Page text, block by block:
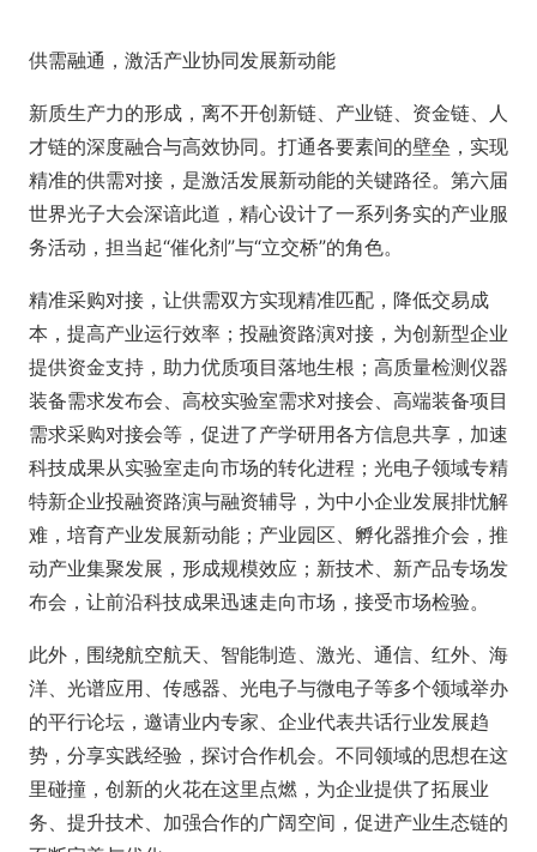
供需融通，激活产业协同发展新动能
新质生产力的形成，离不开创新链、产业链、资金链、人
才链的深度融合与高效协同。打通各要素间的壁垒，实现
精准的供需对接，是激活发展新动能的关键路径。第六届
世界光子大会深谙此道，精心设计了一系列务实的产业服
务活动，担当起“催化剂”与“立交桥”的角色。
精准采购对接，让供需双方实现精准匹配，降低交易成
本，提高产业运行效率；投融资路演对接，为创新型企业
提供资金支持，助力优质项目落地生根；高质量检测仪器
装备需求发布会、高校实验室需求对接会、高端装备项目
需求采购对接会等，促进了产学研用各方信息共享，加速
科技成果从实验室走向市场的转化进程；光电子领域专精
特新企业投融资路演与融资辅导，为中小企业发展排忧解
难，培育产业发展新动能；产业园区、孵化器推介会，推
动产业集聚发展，形成规模效应；新技术、新产品专场发
布会，让前沿科技成果迅速走向市场，接受市场检验。
此外，围绕航空航天、智能制造、激光、通信、红外、海
洋、光谱应用、传感器、光电子与微电子等多个领域举办
的平行论坛，邀请业内专家、企业代表共话行业发展趋
势，分享实践经验，探讨合作机会。不同领域的思想在这
里碰撞，创新的火花在这里点燃，为企业提供了拓展业
务、提升技术、加强合作的广阔空间，促进产业生态链的